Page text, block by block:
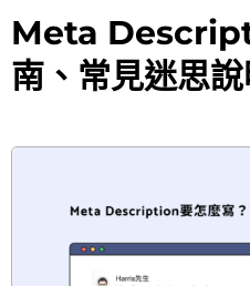
Meta
南、常見迷思說